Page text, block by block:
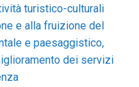
turistico-culturali
e alla fruizione del
e paesaggistico,
dei servizi